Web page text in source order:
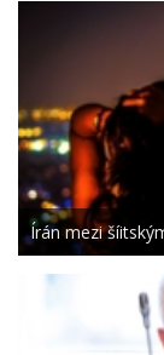
Írán mezi